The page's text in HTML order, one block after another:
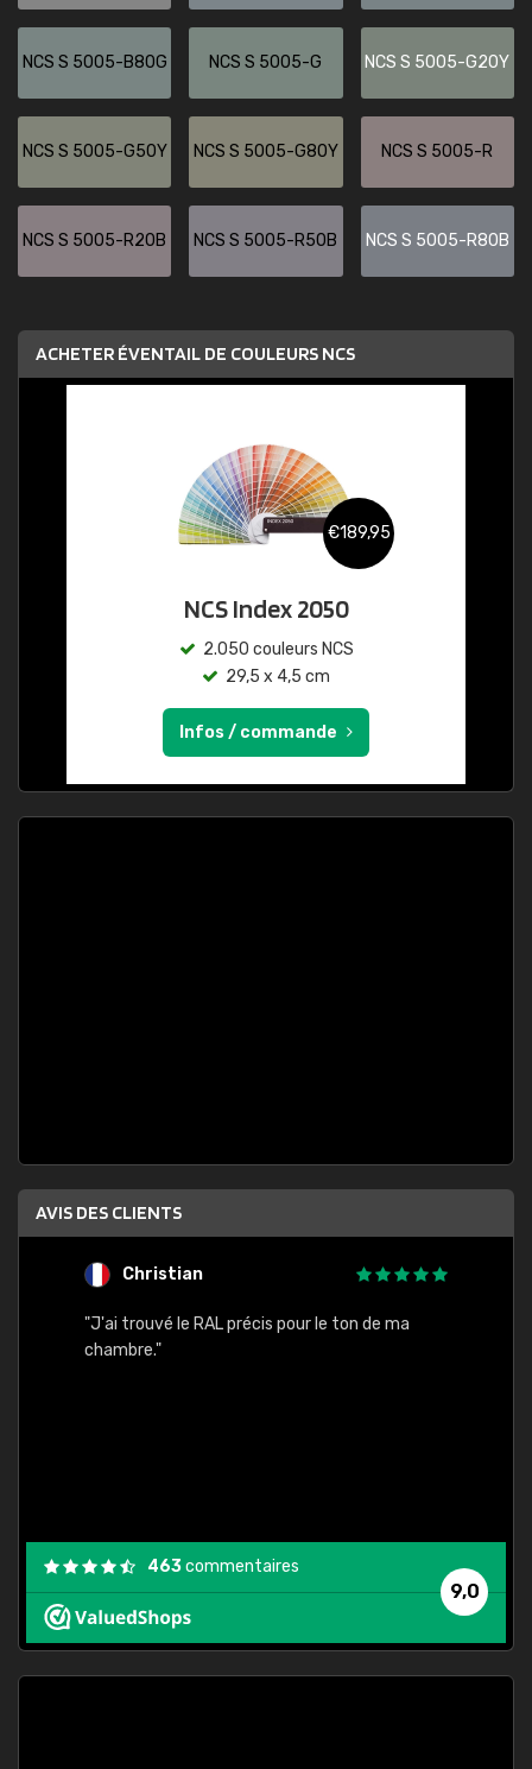
NCS S 5005-B80G NCS S 5005-G NCS S 5005-G20Y
NCS S 5005-G50Y NCS S 5005-G80Y NCS S 5005-R
NCS S 5005-R20B NCS S 5005-R50B NCS S 5005-R80B
ACHETER ÉVENTAIL DE COULEURS NCS
€189,95
NCS Index 2050
2.050 couleurs NCS
29,5 x 4,5 cm
Infos / commande
AVIS DES CLIENTS
Christian
"J'ai trouvé le RAL précis pour le ton de ma
chambre."
9,0
463commentaires